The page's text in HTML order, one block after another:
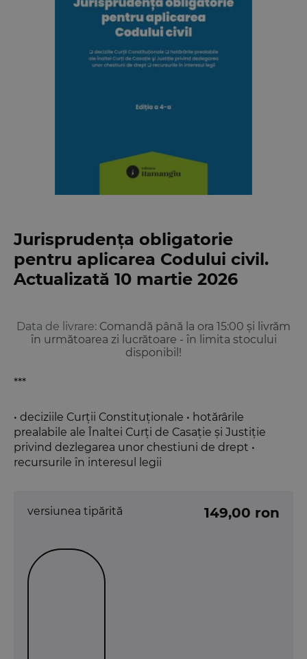
Jurisprudența obligatorie
pentru aplicarea Codului civil.
Actualizată 10 martie 2026
• deciziile Curții Constituționale • hotărârile
prealabile ale Înaltei Curți de Casație și Justiție
privind dezlegarea unor chestiuni de drept •
recursurile în interesul legii
***
Data de livrare: Comandă până la ora 15:00 și livrăm
în următoarea zi lucrătoare - în limita stocului
disponibil!
versiunea tipărită 149,00 ron